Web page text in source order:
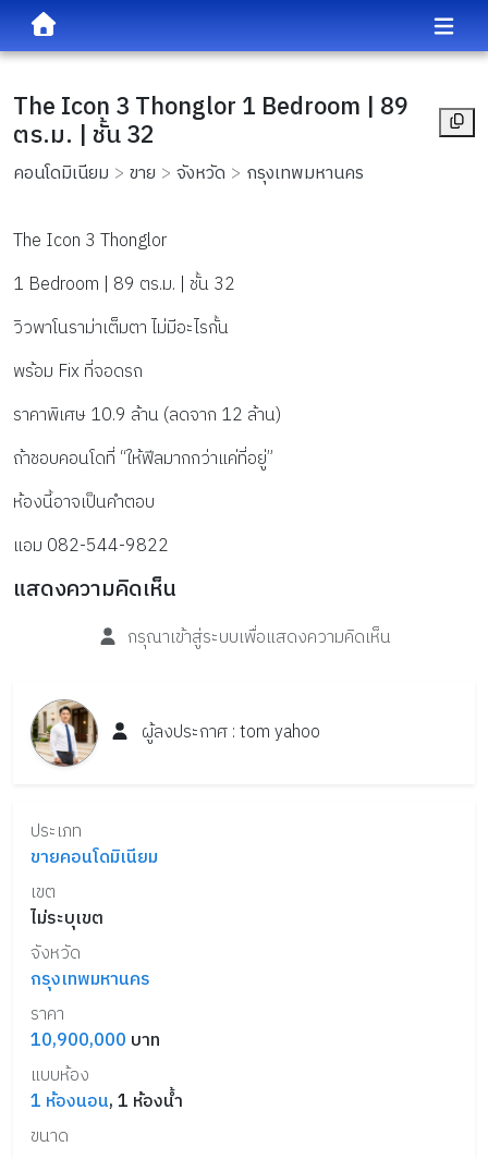
The Icon 3 Thonglor 1 Bedroom | 89
ตร.ม. | ชั้น 32
คอนโดมิเนียม ขาย จังหวัด กรุงเทพมหานคร
The Icon 3 Thonglor
1 Bedroom | 89 ตร.ม. | ชั้น 32
วิวพาโนราม่าเต็มตา ไม่มีอะไรกั้น
พร้อม Fix ที่จอดรถ
ราคาพิเศษ 10.9 ล้าน (ลดจาก 12 ล้าน)
ถ้าชอบคอนโดที่ “ให้ฟีลมากกว่าแค่ที่อยู่”
ห้องนี้อาจเป็นคำตอบ
แอม 082-544-9822
แสดงความคิดเห็น
กรุณาเข้าสู่ระบบเพื่อแสดงความคิดเห็น
ผู้ลงประกาศ :tomyahoo
ประเภท
ขายคอนโดมิเนียม
เขต
ไม่ระบุเขต
จังหวัด
กรุงเทพมหานคร
ราคา
10,900,000 บาท
แบบห้อง
1 ห้องนอน,1 ห้องน้ำ
ขนาด